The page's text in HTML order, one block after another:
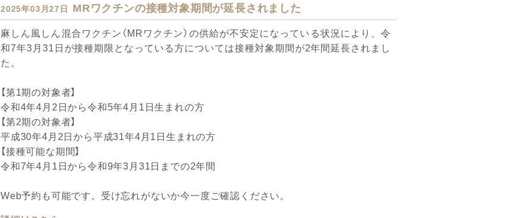
2025年03月27日 MRワクチンの接種対象期間が延長されました
麻しん風しん混合ワクチン（MRワクチン）の供給が不安定になっている状況により、令
和7年3月31日が接種期限となっている方については接種対象期間が2年間延長されまし
た。
【第1期の対象者】
令和4年4月2日から令和5年4月1日生まれの方
【第2期の対象者】
平成30年4月2日から平成31年4月1日生まれの方
【接種可能な期間】
令和7年4月1日から令和9年3月31日までの2年間
Web予約も可能です。受け忘れがないか今一度ご確認ください。